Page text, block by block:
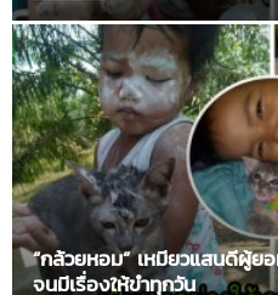
“กล้วยหอม” เหมียวแสนดีผู้ย
จนมีเรื่องให้ขำทุกวัน